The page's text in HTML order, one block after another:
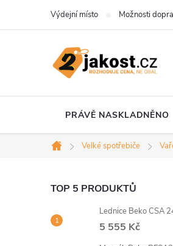
Výdejní místo Možnosti
PRÁVĚ NASKLADNĚNO
Domů
Velké spotřebiče
P
o
TOP 5 PRODUKTŮ
Lednice Beko CSA
5 555 Kč